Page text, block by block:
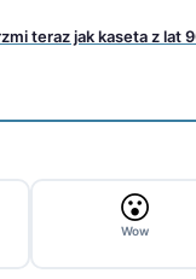
teraz jak kaseta z lat
😮
Wow